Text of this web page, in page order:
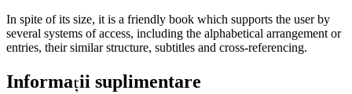
In spite of its size, it is a friendly book which supports the user by
several systems of access, including the alphabetical arrangement or
entries, their similar structure, subtitles and cross-referencing.
Informații suplimentare